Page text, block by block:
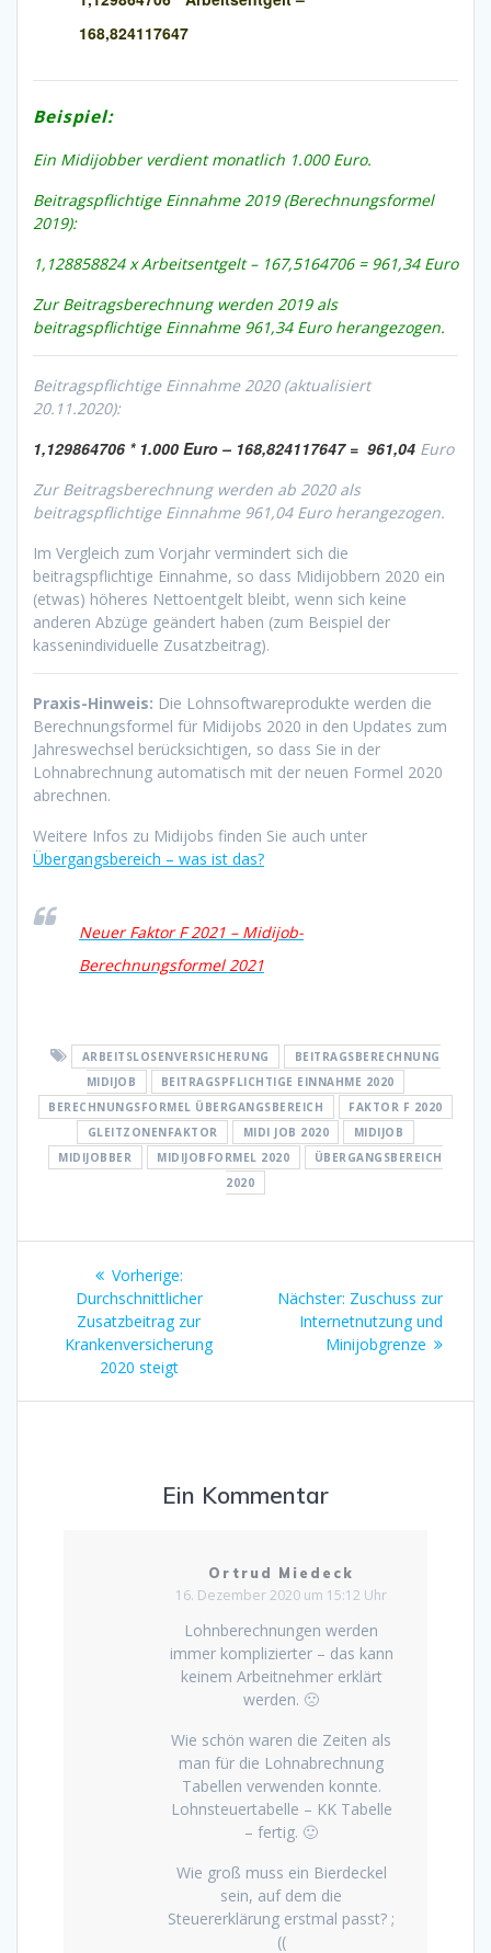
168,824117647
Beispiel:
Ein Midijobber verdient monatlich 1.000 Euro.
Beitragspflichtige Einnahme 2019 (Berechnungsformel
2019):
1,128858824 x Arbeitsentgelt – 167,5164706 = 961,34 Euro
Zur Beitragsberechnung werden 2019 als
beitragspflichtige Einnahme 961,34 Euro herangezogen.
Beitragspflichtige Einnahme 2020 (aktualisiert
20.11.2020):
1,129864706 * 1.000 Euro – 168,824117647 = 961,04 Euro
Zur Beitragsberechnung werden ab 2020 als
beitragspflichtige Einnahme 961,04 Euro herangezogen.
Im Vergleich zum Vorjahr vermindert sich die
beitragspflichtige Einnahme, so dass Midijobbern 2020 ein
(etwas) höheres Nettoentgelt bleibt, wenn sich keine
anderen Abzüge geändert haben (zum Beispiel der
kassenindividuelle Zusatzbeitrag).
Praxis-Hinweis: Die Lohnsoftwareprodukte werden die
Berechnungsformel für Midijobs 2020 in den Updates zum
Jahreswechsel berücksichtigen, so dass Sie in der
Lohnabrechnung automatisch mit der neuen Formel 2020
abrechnen.
Weitere Infos zu Midijobs finden Sie auch unter
Übergangsbereich – was ist das?
Neuer Faktor F 2021 – Midijob-
Berechnungsformel 2021
ARBEITSLOSENVERSICHERUNG
BEITRAGSBERECHNUNG
MIDIJOB
BEITRAGSPFLICHTIGE EINNAHME 2020
BERECHNUNGSFORMEL ÜBERGANGSBEREICH
FAKTOR F 2020
GLEITZONENFAKTOR
MIDI JOB 2020
MIDIJOB
MIDIJOBBER
MIDIJOBFORMEL 2020
ÜBERGANGSBEREICH
2020
Beitragsnavigation
Vorherige:Vorheriger
Beitrag:
Durchschnittlicher
Zusatzbeitrag zur
Krankenversicherung
2020 steigt
Nächster: Nächster
Beitrag:
Zuschuss zur
Internetnutzung und
Minijobgrenze
Ein Kommentar
Ortrud Miedeck
16. Dezember 2020 um 15:12 Uhr
Lohnberechnungen werden
immer komplizierter – das kann
keinem Arbeitnehmer erklärt
werden. 🙁
Wie schön waren die Zeiten als
man für die Lohnabrechnung
Tabellen verwenden konnte.
Lohnsteuertabelle – KK Tabelle
– fertig. 🙂
Wie groß muss ein Bierdeckel
sein, auf dem die
Steuererklärung erstmal passt? ;
((